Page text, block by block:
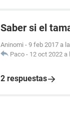
Saber si el
Aninomi - 9 feb 2017 a
Paco - 12 oct 2022 a
2 respuestas